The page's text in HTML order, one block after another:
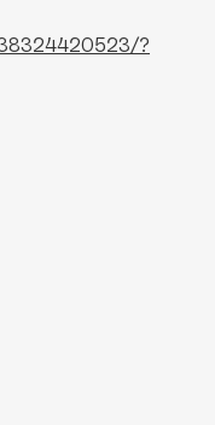
?